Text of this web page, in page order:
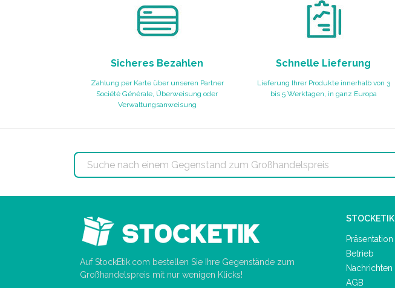
Sicheres Bezahlen
Zahlung per Karte über unseren Partner
Société Générale, Überweisung oder
Verwaltungsanweisung
Schnelle Lieferung
Lieferung Ihrer Produkte innerhalb von 3
bis 5 Werktagen, in ganz Europa
Auf StockEtik.com bestellen Sie Ihre Gegenstände zum
Großhandelspreis mit nur wenigen Klicks!
STOCKETIK
Präsentation
Betrieb
Nachrichten
AGB